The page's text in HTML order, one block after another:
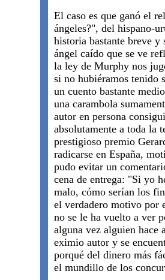
El caso es que ganó el
ángeles?", del hispano-
historia bastante breve y
ángel caído que se ve
la ley de Murphy nos
si no hubiéramos tenido
un cuento bastante
una carambola
autor en persona
absolutamente a toda la
prestigioso premio
radicarse en España,
pudo evitar un
cena de entrega: "Si yo
malo, cómo serían los
el verdadero motivo por
no se le ha vuelto a ver
alguna vez alguien hace
eximio autor y se
porqué del dinero más
el mundillo de los